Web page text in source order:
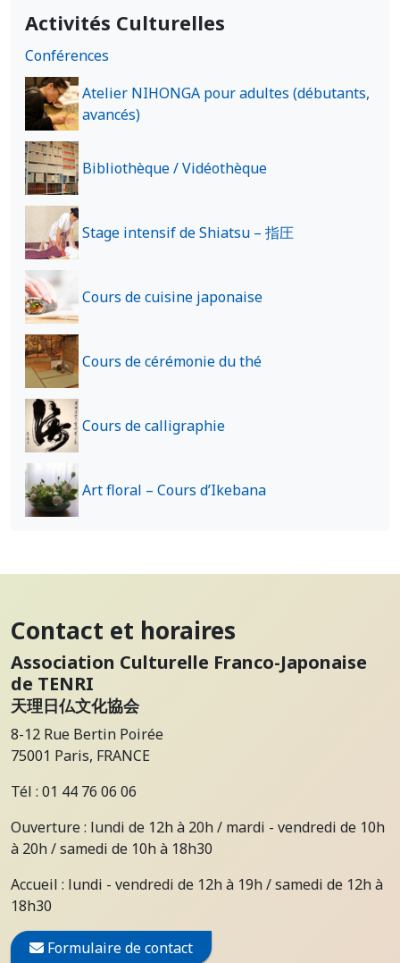
Activités Culturelles
Conférences
Atelier NIHONGA pour adultes (débutants,
avancés)
Bibliothèque / Vidéothèque
Stage intensif de Shiatsu – 指圧
Cours de cuisine japonaise
Cours de cérémonie du thé
Cours de calligraphie
Art floral – Cours d’Ikebana
Contact et horaires
Association Culturelle Franco-Japonaise
de TENRI
天理日仏文化協会
8-12 Rue Bertin Poirée
75001 Paris, FRANCE
Tél : 01 44 76 06 06
Ouverture : lundi de 12h à 20h / mardi - vendredi de 10h
à 20h / samedi de 10h à 18h30
Accueil : lundi - vendredi de 12h à 19h / samedi de 12h à
18h30
Formulaire de contact